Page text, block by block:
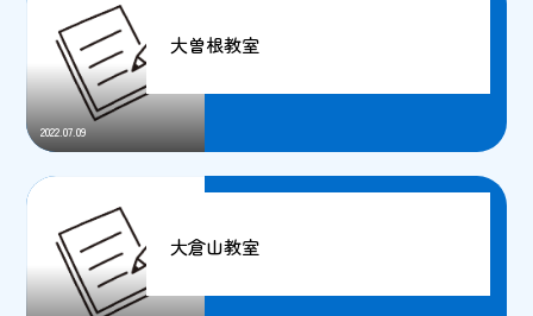
大曽根教室
2022.07.09
大倉山教室